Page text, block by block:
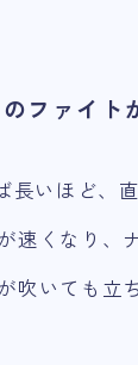
ファイト
長いほど、
速くなり、
吹いても立